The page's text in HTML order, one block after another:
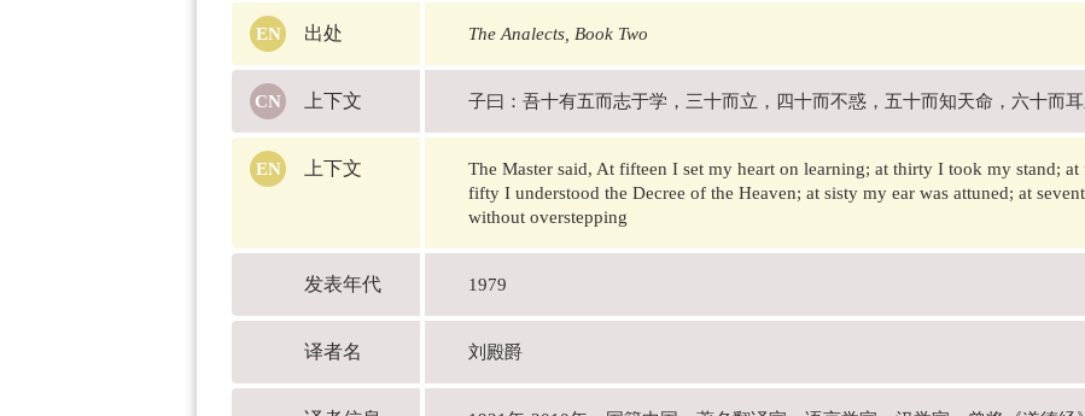
出处 The Analects, Book Two
上下文 子曰：吾十有五而志于学，三十而立，四十而不惑，五十而知天命，六十而
上下文
The Master said, At fifteen I set my heart on learning; at thirty I took my stand;
fifty I understood the Decree of the Heaven; at sisty my ear was attuned; at
without overstepping
发表年代 1979
译者名 刘殿爵